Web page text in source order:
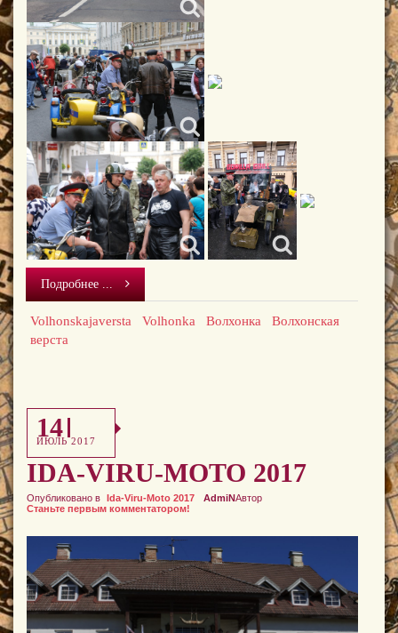
Подробнее ...
Volhonskajaversta Volhonka Волхонка
Волхонская
верста
14
ИЮЛЬ 2017
IDA-VIRU-MOTO 2017
Опубликовано в Ida-Viru-Moto 2017 Автор
AdmiN
Станьте первым комментатором!